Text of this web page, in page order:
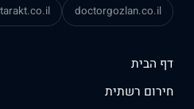
katarakt.co.il
רשתית